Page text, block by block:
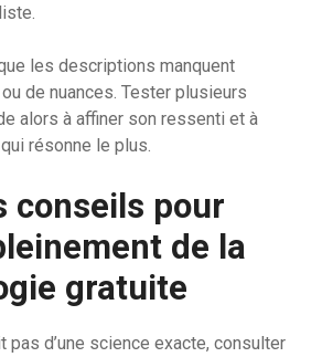
les descriptions manquent
de nuances. Tester plusieurs
alors à affiner son ressenti et à
résonne le plus.
conseils pour
de la
gratuite
pas d’une science exacte, consulter